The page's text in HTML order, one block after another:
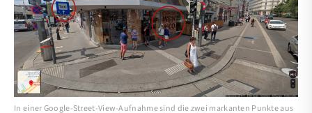
In einer Google-Street-View-Aufnahme sind die zwei markanten Punkte aus